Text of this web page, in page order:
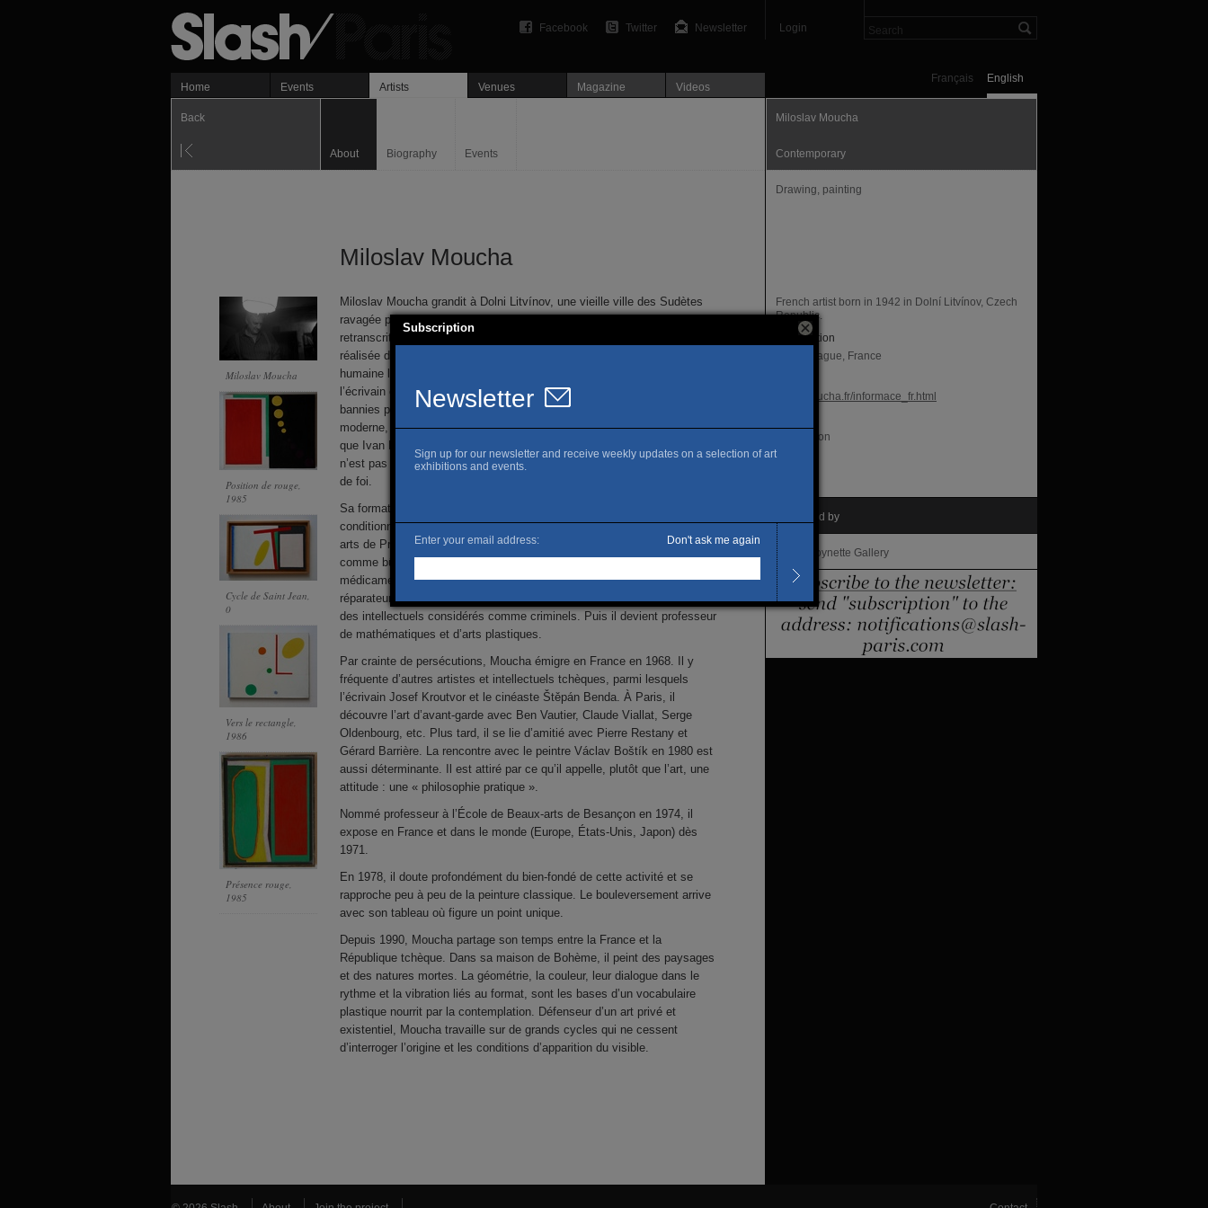
Login
Newsletter
Twitter
Facebook
English
Français
Home Events Artists Venues Magazine Videos
Back
About Biography Events
Miloslav Moucha
Miloslav Moucha
Position de rouge,
1985
Cycle de Saint Jean,
0
Vers le rectangle,
1986
Présence rouge,
1985
Miloslav Moucha grandit à Dolni Litvínov, une vieille ville des Sudètes
ravagée par la Seconde Guerre mondiale, dont l’atmosphère est
retranscrite dans la série des pointes sèches intitulée « Le Hameau »,
réalisée dans les années 1960. À cette époque, Moucha peint la misère
humaine liée à la terreur rampante du communisme. Il fréquente
l’écrivain et essayiste Josef Jedlička qui lui fait découvrir des œuvres
bannies par le régime communiste, les penseurs du catholicisme
moderne, les artistes en marge des courants officiels, et des poètes tels
que Ivan Diviš et Jan Zábrana. Jedlička lui permet de réaliser que l’art
n’est pas un jeu mais un travail de conscience, une affaire de destin et
de foi.
Sa formation de peintre et l’enseignement artistique qu’il reçoit,
conditionné par son échec au concours d’entrée à de l’École des Beaux-
arts de Prague, est celui d’un autodidacte. Il exerce alors divers métiers
comme bûcheron, mineur, garçon de café, aide-serrurier, emballeur de
médicaments pour les animaux, graphiste pour la propagande du travail,
réparateur de boîte à vitesse… Par ce biais, il rencontre des criminels et
des intellectuels considérés comme criminels. Puis il devient professeur
de mathématiques et d’arts plastiques.
Par crainte de persécutions, Moucha émigre en France en 1968. Il y
fréquente d’autres artistes et intellectuels tchèques, parmi lesquels
l’écrivain Josef Kroutvor et le cinéaste Štěpán Benda. À Paris, il
découvre l’art d’avant-garde avec Ben Vautier, Claude Viallat, Serge
Oldenbourg, etc. Plus tard, il se lie d’amitié avec Pierre Restany et
Gérard Barrière. La rencontre avec le peintre Václav Boštík en 1980 est
aussi déterminante. Il est attiré par ce qu’il appelle, plutôt que l’art, une
attitude : une « philosophie pratique ».
Nommé professeur à l’École de Beaux-arts de Besançon en 1974, il
expose en France et dans le monde (Europe, États-Unis, Japon) dès
1971.
En 1978, il doute profondément du bien-fondé de cette activité et se
rapproche peu à peu de la peinture classique. Le bouleversement arrive
avec son tableau où figure un point unique.
Depuis 1990, Moucha partage son temps entre la France et la
République tchèque. Dans sa maison de Bohème, il peint des paysages
et des natures mortes. La géométrie, la couleur, leur dialogue dans le
rythme et la vibration liés au format, sont les bases d’un vocabulaire
plastique nourrit par la contemplation. Défenseur d’un art privé et
existentiel, Moucha travaille sur de grands cycles qui ne cessent
d’interroger l’origine et les conditions d’apparition du visible.
Miloslav Moucha
Contemporary
Drawing, painting
French artist born in 1942 in Dolní Litvínov, Czech
Republic.
Localisation
Paris, Prague, France
www.moucha.fr/informace_fr.html
Abstraction
Presented by
Laure Roynette Gallery
Subscription